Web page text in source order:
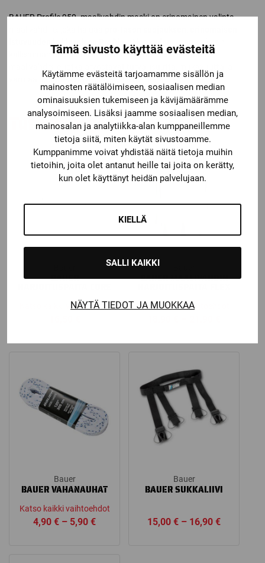
Tämä sivusto käyttää evästeitä
Käytämme evästeitä tarjoamamme sisällön ja
mainosten räätälöimiseen, sosiaalisen median
ominaisuuksien tukemiseen ja kävijämäärämme
analysoimiseen. Lisäksi jaamme sosiaalisen median,
mainosalan ja analytiikka-alan kumppaneillemme
tietoja siitä, miten käytät sivustoamme.
Kumppanimme voivat yhdistää näitä tietoja muihin
tietoihin, joita olet antanut heille tai joita on kerätty,
kun olet käyttänyt heidän palvelujaan.
KIELLÄ
SALLI KAIKKI
NÄYTÄ TIEDOT JA MUOKKAA
BAUER Profile 950 -maalivahdin maski on erinomainen valinta
kalleimman huippumallin hintaa. Täydellinen vaihtoehto
varmaa suorituskykyä jokaisessa torjunnassa.
Tutustu myös
BAUER
Katso kaikki vaihtoehdot
BAUER MAALIVAHDIN
Katso kaikki vaihtoehdot
18,90 €
Bauer
BAUER VAHANAUHAT
Katso kaikki vaihtoehdot
4,90€ – 5,90€Price
Bauer
BAUER SUKKALIIVI
15,00€ – 16,90€Price